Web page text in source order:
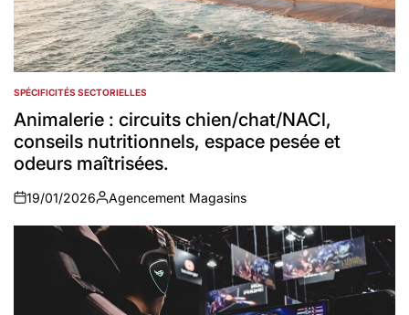
POSTED
IN
SPÉCIFICITÉS SECTORIELLES
Animalerie : circuits chien/chat/NACl,
conseils nutritionnels, espace pesée et
odeurs maîtrisées.
on
19/01/2026
Auteur
Agencement Magasins